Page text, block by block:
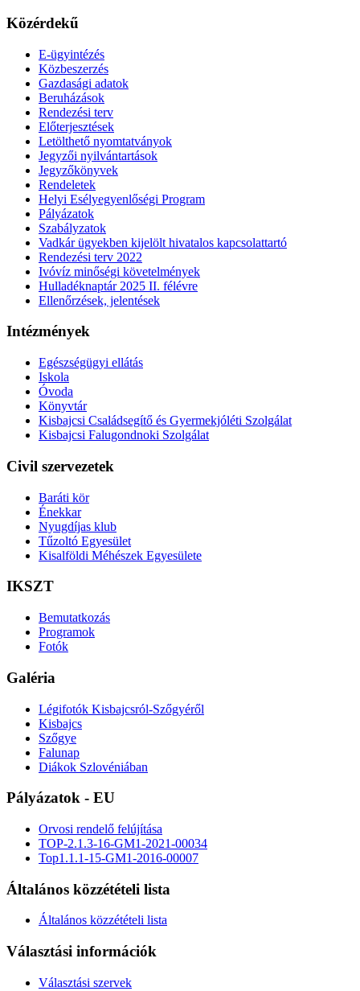
Közérdekű
E-ügyintézés
Közbeszerzés
Gazdasági adatok
Beruházások
Rendezési terv
Előterjesztések
Letölthető nyomtatványok
Jegyzői nyilvántartások
Jegyzőkönyvek
Rendeletek
Helyi Esélyegyenlőségi Program
Pályázatok
Szabályzatok
Vadkár ügyekben kijelölt hivatalos kapcsolattartó
Rendezési terv 2022
Ivóvíz minőségi követelmények
Hulladéknaptár 2025 II. félévre
Ellenőrzések, jelentések
Intézmények
Egészségügyi ellátás
Iskola
Óvoda
Könyvtár
Kisbajcsi Családsegítő és Gyermekjóléti Szolgálat
Kisbajcsi Falugondnoki Szolgálat
Civil szervezetek
Baráti kör
Énekkar
Nyugdíjas klub
Tűzoltó Egyesület
Kisalföldi Méhészek Egyesülete
IKSZT
Bemutatkozás
Programok
Fotók
Galéria
Légifotók Kisbajcsról-Szőgyéről
Kisbajcs
Szőgye
Falunap
Diákok Szlovéniában
Pályázatok - EU
Orvosi rendelő felújítása
TOP-2.1.3-16-GM1-2021-00034
Top1.1.1-15-GM1-2016-00007
Általános közzétételi lista
Általános közzétételi lista
Választási információk
Választási szervek